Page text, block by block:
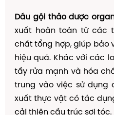
Kiến Thức Về Ho
Kiến Thức Về Dạ Dày
Kiến Thức Về Đại Tràng
Kiến Thức Về Hà Thủ Ô
Kiến Thức Về Tam Thất
Kiến Thức Về Tiểu Đường
Dầu gội thảo dược
xuất hoàn toàn từ các
chất tổng hợp, giúp bảo
hiệu quả. Khác với các
tẩy rửa mạnh và hóa
trung vào việc sử dụng
xuất thực vật có tác
cải thiện cấu trúc sợi tóc.